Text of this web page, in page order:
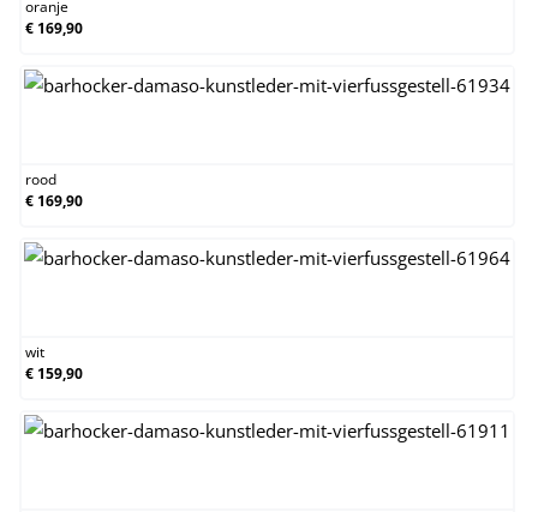
oranje
€ 169,90
rood
€ 169,90
wit
€ 159,90